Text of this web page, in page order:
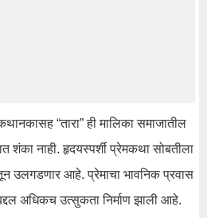
“तारा” ही मालिका समाजातील
शंका नाही. हृदयस्पर्शी प्रेमकथा सोबतीला
उलगडणार आहे. प्रेमाचा भावनिक प्रवास
अधिकच उत्सुकता निर्माण झाली आहे.